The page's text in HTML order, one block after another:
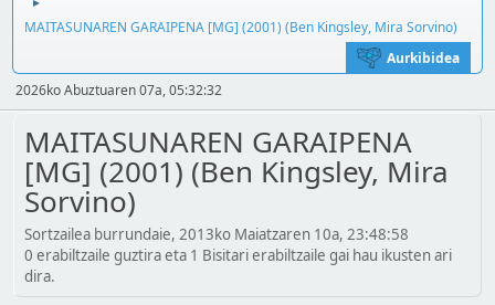
►
MAITASUNAREN GARAIPENA [MG] (2001) (Ben Kingsley, Mira Sorvino)
Aurkibidea
2026ko Abuztuaren 07a, 05:32:32
MAITASUNAREN GARAIPENA
[MG] (2001) (Ben Kingsley, Mira
Sorvino)
Sortzailea burrundaie, 2013ko Maiatzaren 10a, 23:48:58
0 erabiltzaile guztira eta 1 Bisitari erabiltzaile gai hau ikusten ari
dira.